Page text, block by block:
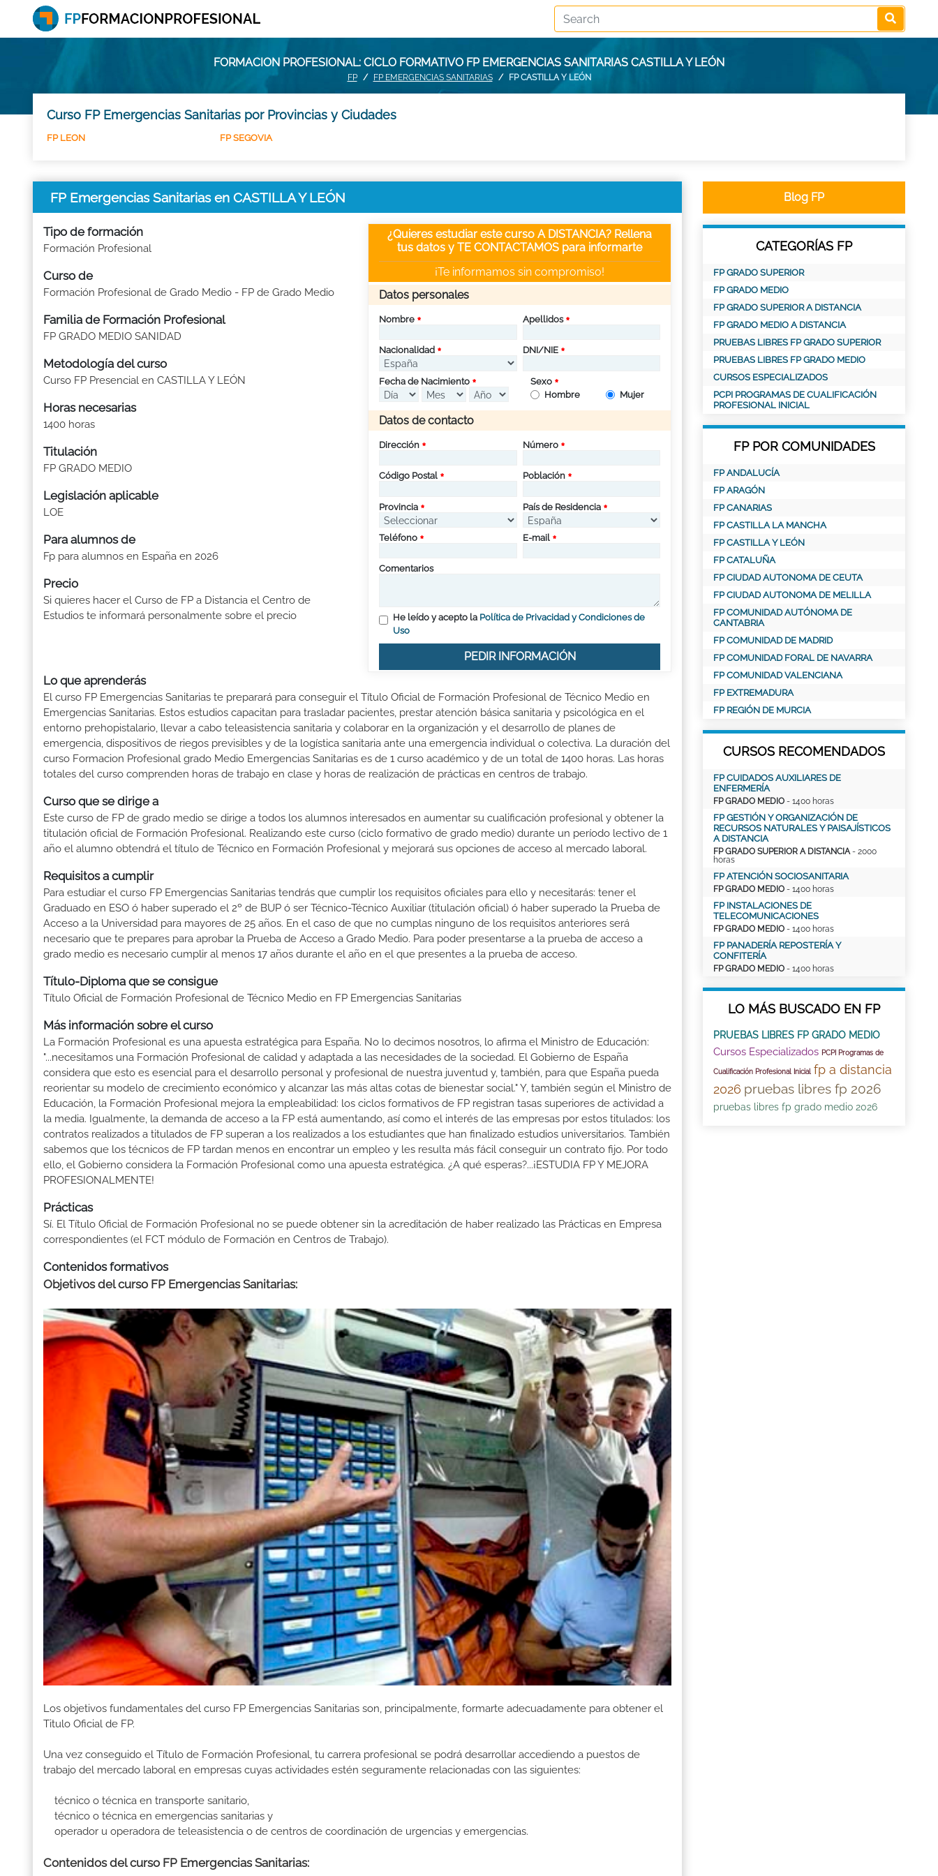
FORMACION PROFESIONAL: CICLO FORMATIVO FP EMERGENCIAS SANITARIAS CASTILLA Y LEÓN
FP FP EMERGENCIAS SANITARIAS FP CASTILLA Y LEÓN
Curso FP Emergencias Sanitarias por Provincias y Ciudades
FP LEON FP SEGOVIA
FP Emergencias Sanitarias en CASTILLA Y LEÓN
Tipo de formación
Formación Profesional
Curso de
Formación Profesional de Grado Medio - FP de Grado Medio
Familia de Formación Profesional
FP GRADO MEDIO SANIDAD
Metodología del curso
Curso FP Presencial en CASTILLA Y LEÓN
Horas necesarias
1400 horas
Titulación
FP GRADO MEDIO
Legislación aplicable
LOE
Para alumnos de
Fp para alumnos en España en 2026
Precio
Si quieres hacer el Curso de FP a Distancia el Centro de
Estudios te informará personalmente sobre el precio
¿Quieres estudiar este curso A DISTANCIA? Rellena
tus datos y TE CONTACTAMOS para informarte
¡Te informamos sin compromiso!
Datos personales
Nombre Apellidos
Nacionalidad DNI/NIE
Fecha de Nacimiento
Sexo
Hombre
Mujer
Datos de contacto
Dirección Número
Código Postal Población
Provincia País de Residencia
Teléfono E-mail
Comentarios
He leído y acepto la Política de Privacidad y Condiciones de
Uso
PEDIR INFORMACIÓN
Lo que aprenderás
El curso FP Emergencias Sanitarias te preparará para conseguir el Título Oficial de Formación Profesional de Técnico Medio en
Emergencias Sanitarias. Estos estudios capacitan para trasladar pacientes, prestar atención básica sanitaria y psicológica en el
entorno prehopistalario, llevar a cabo teleasistencia sanitaria y colaborar en la organización y el desarrollo de planes de
emergencia, dispositivos de riegos previsibles y de la logística sanitaria ante una emergencia individual o colectiva. La duración del
curso Formacion Profesional grado Medio Emergencias Sanitarias es de 1 curso académico y de un total de 1400 horas. Las horas
totales del curso comprenden horas de trabajo en clase y horas de realización de prácticas en centros de trabajo.
Curso que se dirige a
Este curso de FP de grado medio se dirige a todos los alumnos interesados en aumentar su cualificación profesional y obtener la
titulación oficial de Formación Profesional. Realizando este curso (ciclo formativo de grado medio) durante un período lectivo de 1
año el alumno obtendrá el título de Técnico en Formación Profesional y mejorará sus opciones de acceso al mercado laboral.
Requisitos a cumplir
Para estudiar el curso FP Emergencias Sanitarias tendrás que cumplir los requisitos oficiales para ello y necesitarás: tener el
Graduado en ESO ó haber superado el 2º de BUP ó ser Técnico-Técnico Auxiliar (titulación oficial) ó haber superado la Prueba de
Acceso a la Universidad para mayores de 25 años. En el caso de que no cumplas ninguno de los requisitos anteriores será
necesario que te prepares para aprobar la Prueba de Acceso a Grado Medio. Para poder presentarse a la prueba de acceso a
grado medio es necesario cumplir al menos 17 años durante el año en el que presentes a la prueba de acceso.
Título-Diploma que se consigue
Título Oficial de Formación Profesional de Técnico Medio en FP Emergencias Sanitarias
Más información sobre el curso
La Formación Profesional es una apuesta estratégica para España. No lo decimos nosotros, lo afirma el Ministro de Educación:
"...necesitamos una Formación Profesional de calidad y adaptada a las necesidades de la sociedad. El Gobierno de España
considera que esto es esencial para el desarrollo personal y profesional de nuestra juventud y, también, para que España pueda
reorientar su modelo de crecimiento económico y alcanzar las más altas cotas de bienestar social." Y, también según el Ministro de
Educación, la Formación Profesional mejora la empleabilidad: los ciclos formativos de FP registran tasas superiores de actividad a
la media. Igualmente, la demanda de acceso a la FP está aumentando, así como el interés de las empresas por estos titulados: los
contratos realizados a titulados de FP superan a los realizados a los estudiantes que han finalizado estudios universitarios. También
sabemos que los técnicos de FP tardan menos en encontrar un empleo y les resulta más fácil conseguir un contrato fijo. Por todo
ello, el Gobierno considera la Formación Profesional como una apuesta estratégica. ¿A qué esperas?...¡ESTUDIA FP Y MEJORA
PROFESIONALMENTE!
Prácticas
Sí. El Título Oficial de Formación Profesional no se puede obtener sin la acreditación de haber realizado las Prácticas en Empresa
correspondientes (el FCT módulo de Formación en Centros de Trabajo).
Contenidos formativos
Objetivos del curso FP Emergencias Sanitarias:
Los objetivos fundamentales del curso FP Emergencias Sanitarias son, principalmente, formarte adecuadamente para obtener el
Titulo Oficial de FP.
Una vez conseguido el Título de Formación Profesional, tu carrera profesional se podrá desarrollar accediendo a puestos de
trabajo del mercado laboral en empresas cuyas actividades estén seguramente relacionadas con las siguientes:
técnico o técnica en transporte sanitario,
técnico o técnica en emergencias sanitarias y
operador u operadora de teleasistencia o de centros de coordinación de urgencias y emergencias.
Contenidos del curso FP Emergencias Sanitarias:
Blog FP
CATEGORÍAS FP
FP GRADO SUPERIOR
FP GRADO MEDIO
FP GRADO SUPERIOR A DISTANCIA
FP GRADO MEDIO A DISTANCIA
PRUEBAS LIBRES FP GRADO SUPERIOR
PRUEBAS LIBRES FP GRADO MEDIO
CURSOS ESPECIALIZADOS
PCPI PROGRAMAS DE CUALIFICACIÓN
PROFESIONAL INICIAL
FP POR COMUNIDADES
FP ANDALUCÍA
FP ARAGÓN
FP CANARIAS
FP CASTILLA LA MANCHA
FP CASTILLA Y LEÓN
FP CATALUÑA
FP CIUDAD AUTONOMA DE CEUTA
FP CIUDAD AUTONOMA DE MELILLA
FP COMUNIDAD AUTÓNOMA DE
CANTABRIA
FP COMUNIDAD DE MADRID
FP COMUNIDAD FORAL DE NAVARRA
FP COMUNIDAD VALENCIANA
FP EXTREMADURA
FP REGIÓN DE MURCIA
CURSOS RECOMENDADOS
FP CUIDADOS AUXILIARES DE
ENFERMERÍA
FP GRADO MEDIO - 1400 horas
FP GESTIÓN Y ORGANIZACIÓN DE
RECURSOS NATURALES Y PAISAJÍSTICOS
A DISTANCIA
FP GRADO SUPERIOR A DISTANCIA- 2000
horas
FP ATENCIÓN SOCIOSANITARIA
FP GRADO MEDIO - 1400 horas
FP INSTALACIONES DE
TELECOMUNICACIONES
FP GRADO MEDIO - 1400 horas
FP PANADERÍA REPOSTERÍA Y
CONFITERÍA
FP GRADO MEDIO - 1400 horas
LO MÁS BUSCADO EN FP
PRUEBAS LIBRES FP GRADO MEDIO
Cursos Especializados PCPI Programas de
Cualificación Profesional Inicial fp a distancia
2026 pruebas libres fp 2026
pruebas libres fp grado medio 2026